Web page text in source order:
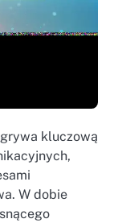
kluczową
W dobie